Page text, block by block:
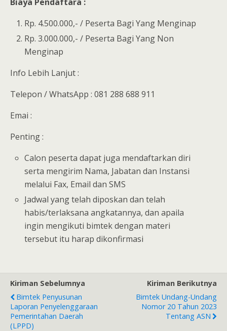
Rp. 4.500.000,- / Peserta Bagi Yang Menginap
Rp. 3.000.000,- / Peserta Bagi Yang Non
Menginap
Info Lebih Lanjut :
Telepon / WhatsApp : 081 288 688 911
Emai :
Penting :
Calon peserta dapat juga mendaftarkan diri
serta mengirim Nama, Jabatan dan Instansi
melalui Fax, Email dan SMS
Jadwal yang telah diposkan dan telah
habis/terlaksana angkatannya, dan apaila
ingin mengikuti bimtek dengan materi
tersebut itu harap dikonfirmasi
Kiriman Sebelumnya
Bimtek Penyusunan
Laporan Penyelenggaraan
Pemerintahan Daerah
(LPPD)
Kiriman Berikutnya
Bimtek Undang-Undang
Nomor 20 Tahun 2023
Tentang ASN